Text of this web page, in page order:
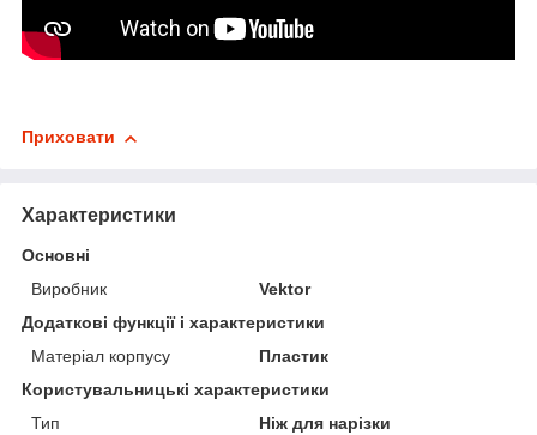
Приховати
Характеристики
Основні
Виробник
Vektor
Додаткові функції і характеристики
Матеріал корпусу
Пластик
Користувальницькі характеристики
Тип
Ніж для нарізки